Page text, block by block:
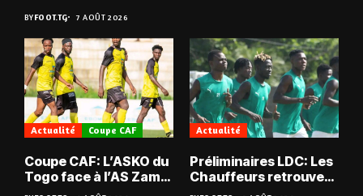
BYFOOT.TG 7 AOÛT 2026
Actualité Coupe CAF
Coupe CAF: L’ASKO du
Togo face à l’AS Zam
du Niger
Actualité
Préliminaires LDC: Les
Chauffeurs retrouvent
les Mimos